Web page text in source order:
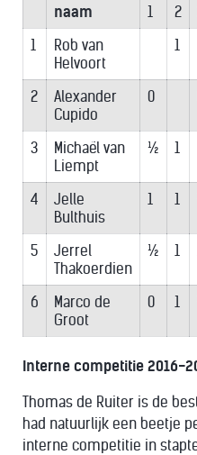
naam 1 2
1
Rob van
Helvoort
1
2
Alexander
Cupido
0
3
Michaël van
Liempt
½ 1
4
Jelle
Bulthuis
1 1
5
Jerrel
Thakoerdien
½ 1
6
Marco de
Groot
0 1
Interne competitie 2016-
Thomas de Ruiter is de
had natuurlijk een beetje
interne competitie in